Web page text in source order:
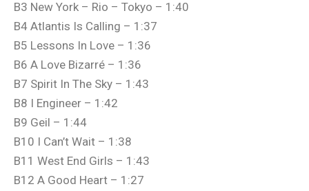
B3 New York – Rio – Tokyo – 1:40
B4 Atlantis Is Calling – 1:37
B5 Lessons In Love – 1:36
B6 A Love Bizarré – 1:36
B7 Spirit In The Sky – 1:43
B8 I Engineer – 1:42
B9 Geil – 1:44
B10 I Can’t Wait – 1:38
B11 West End Girls – 1:43
B12 A Good Heart – 1:27